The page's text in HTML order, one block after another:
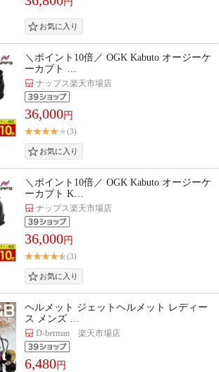
＼ポイント10倍／ OGK Kabuto オージーケ
ーカブト …
ナップス楽天市場店
36,000円
(3)
＼ポイント10倍／ OGK Kabuto オージーケ
ーカブト K…
ナップス楽天市場店
36,000円
(3)
ヘルメット ジェットヘルメット レディー
ス メンズ …
D-berman 楽天市場店
6,480円